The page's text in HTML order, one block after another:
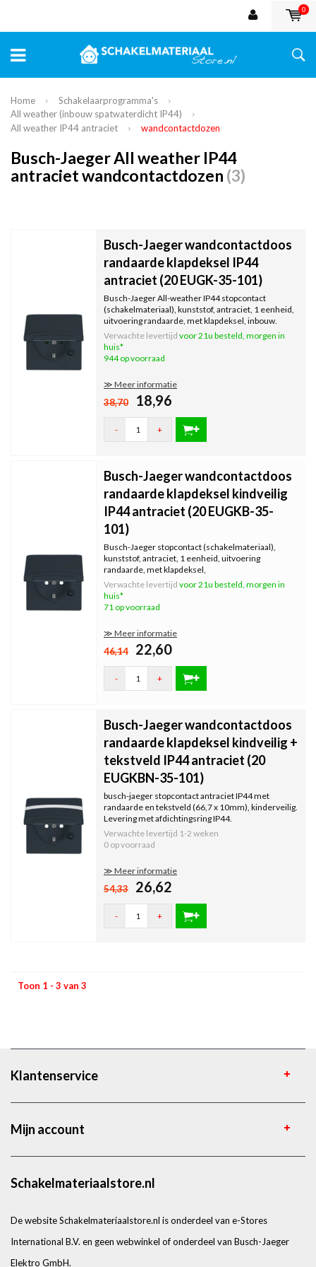
0
Home
Schakelaarprogramma's
All weather (inbouw spatwaterdicht IP44)
All weather IP44 antraciet
wandcontactdozen
Busch-Jaeger All weather IP44
antraciet wandcontactdozen (3)
Busch-Jaeger wandcontactdoos
randaarde klapdeksel IP44
antraciet (20 EUGK-35-101)
Busch-Jaeger All-weather IP44 stopcontact
(schakelmateriaal), kunststof, antraciet, 1 eenheid,
uitvoering randaarde, met klapdeksel, inbouw.
Verwachte levertijd voor 21u besteld, morgen in
huis*
944 op voorraad
≫ Meer informatie
38,70 18,96
- +
Busch-Jaeger wandcontactdoos
randaarde klapdeksel kindveilig
IP44 antraciet (20 EUGKB-35-
101)
Busch-Jaeger stopcontact (schakelmateriaal),
kunststof, antraciet, 1 eenheid, uitvoering
randaarde, met klapdeksel,
Verwachte levertijd voor 21u besteld, morgen in
huis*
71 op voorraad
≫ Meer informatie
46,14 22,60
- +
Busch-Jaeger wandcontactdoos
randaarde klapdeksel kindveilig +
tekstveld IP44 antraciet (20
EUGKBN-35-101)
busch-jaeger stopcontact antraciet IP44 met
randaarde en tekstveld (66,7 x 10mm), kinderveilig.
Levering met afdichtingsring IP44.
Verwachte levertijd 1-2 weken
0 op voorraad
≫ Meer informatie
54,33 26,62
- +
Toon 1 - 3 van 3
Klantenservice
Mijn account
Schakelmateriaalstore.nl
De website Schakelmateriaalstore.nl is onderdeel van e-Stores
International B.V. en geen webwinkel of onderdeel van Busch-Jaeger
Elektro GmbH.